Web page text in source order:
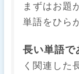
まずはお題
単語をひら
長い単語で
く関連した